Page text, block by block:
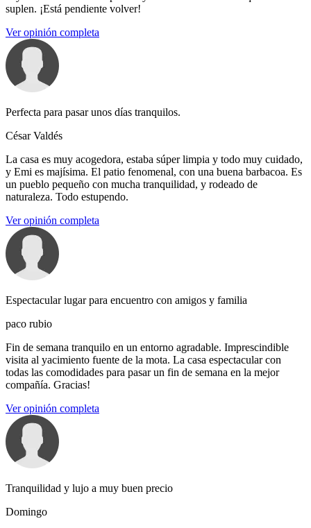
suplen. ¡Está pendiente volver!
Ver opinión completa
Perfecta para pasar unos días tranquilos.
César Valdés
La casa es muy acogedora, estaba súper limpia y todo muy cuidado,
y Emi es majísima. El patio fenomenal, con una buena barbacoa. Es
un pueblo pequeño con mucha tranquilidad, y rodeado de
naturaleza. Todo estupendo.
Ver opinión completa
Espectacular lugar para encuentro con amigos y familia
paco rubio
Fin de semana tranquilo en un entorno agradable. Imprescindible
visita al yacimiento fuente de la mota. La casa espectacular con
todas las comodidades para pasar un fin de semana en la mejor
compañía. Gracias!
Ver opinión completa
Tranquilidad y lujo a muy buen precio
Domingo